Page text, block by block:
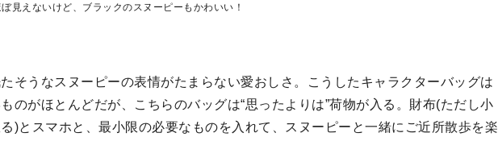
ぼ見えないけど、ブラックのスヌーピーもかわいい！
そうなスヌーピーの表情がたまらない愛おしさ。こうしたキャラクターバッグは
のがほとんどだが、こちらのバッグは“思ったよりは”荷物が入る。財布(ただし小
)とスマホと、最小限の必要なものを入れて、スヌーピーと一緒にご近所散歩を楽